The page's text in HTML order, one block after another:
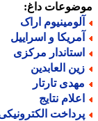
داغ:
اراک
و اسراییل
مرکزی
العابدین
تارتار
نتایج
الکترونیکی